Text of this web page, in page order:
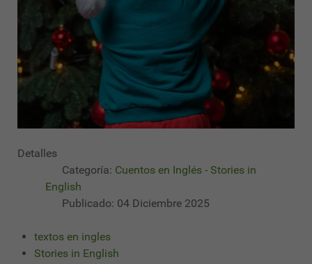
Detalles
Categoría: Cuentos en Inglés - Stories in
English
Publicado: 04 Diciembre 2025
textos en ingles
Stories in English